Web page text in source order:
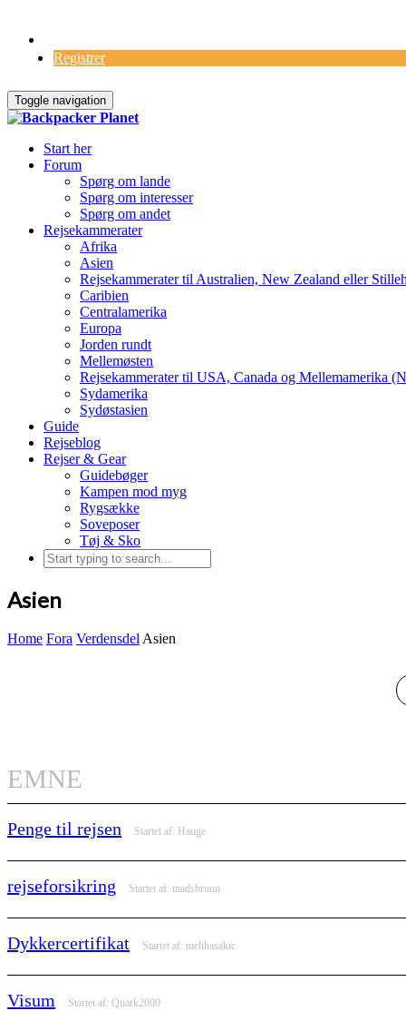
Registrer
Toggle navigation
Start her
Forum
Spørg om lande
Spørg om interesser
Spørg om andet
Rejsekammerater
Afrika
Asien
Rejsekammerater til Australien, New Zealand eller
Caribien
Centralamerika
Europa
Jorden rundt
Mellemøsten
Rejsekammerater til USA, Canada og Mellemamerika
Sydamerika
Sydøstasien
Guide
Rejseblog
Rejser & Gear
Guidebøger
Kampen mod myg
Rygsække
Soveposer
Tøj & Sko
Asien
Home Fora Verdensdel Asien
EMNE
Penge til rejsen Startet af: Hauge
rejseforsikring Startet af: madsbruun
Dykkercertifikat Startet af: melihasakic
Visum Startet af: Quark2000